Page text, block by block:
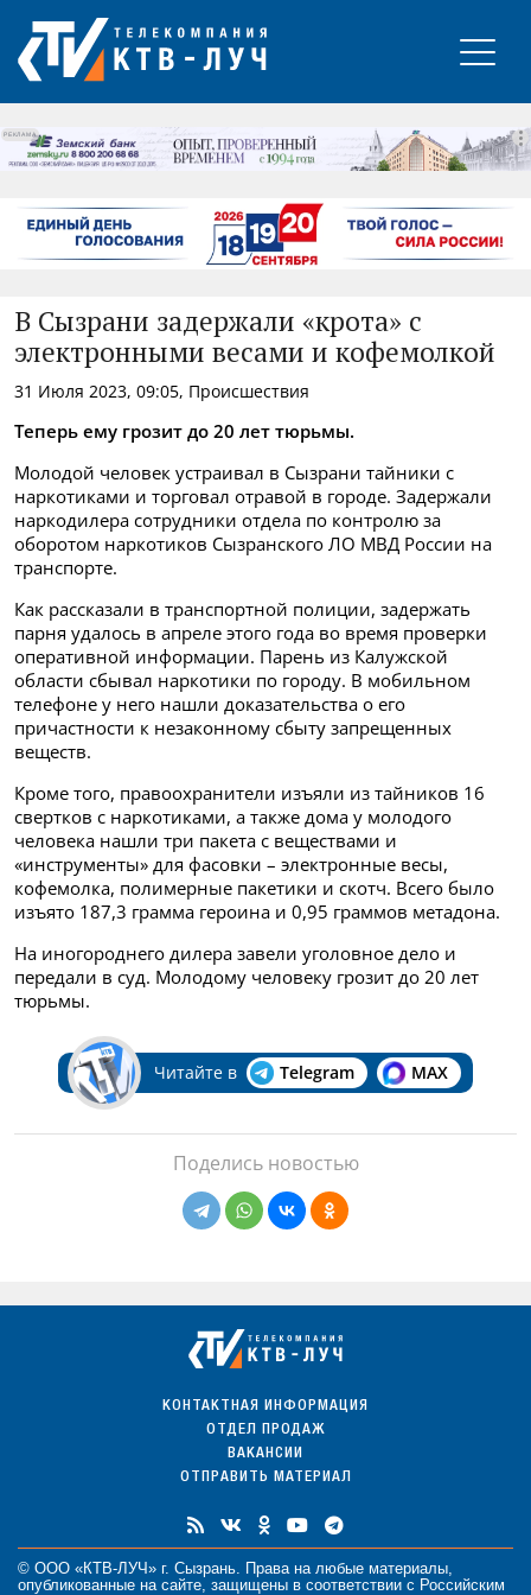
РЕКЛАМА
В Сызрани задержали «крота» с
электронными весами и кофемолкой
31 Июля 2023, 09:05, Происшествия
Теперь ему грозит до 20 лет тюрьмы.
Молодой человек устраивал в Сызрани тайники с
наркотиками и торговал отравой в городе. Задержали
наркодилера сотрудники отдела по контролю за
оборотом наркотиков Сызранского ЛО МВД России на
транспорте.
Как рассказали в транспортной полиции, задержать
парня удалось в апреле этого года во время проверки
оперативной информации. Парень из Калужской
области сбывал наркотики по городу. В мобильном
телефоне у него нашли доказательства о его
причастности к незаконному сбыту запрещенных
веществ.
Кроме того, правоохранители изъяли из тайников 16
свертков с наркотиками, а также дома у молодого
человека нашли три пакета с веществами и
«инструменты» для фасовки – электронные весы,
кофемолка, полимерные пакетики и скотч. Всего было
изъято 187,3 грамма героина и 0,95 граммов метадона.
На иногороднего дилера завели уголовное дело и
передали в суд. Молодому человеку грозит до 20 лет
тюрьмы.
Читайте в Telegram MAX
Поделись новостью
КОНТАКТНАЯ ИНФОРМАЦИЯ
ОТДЕЛ ПРОДАЖ
ВАКАНСИИ
ОТПРАВИТЬ МАТЕРИАЛ
© ООО «КТВ-ЛУЧ» г. Сызрань. Права на любые материалы
опубликованные на сайте, защищены в соответствии с Российским